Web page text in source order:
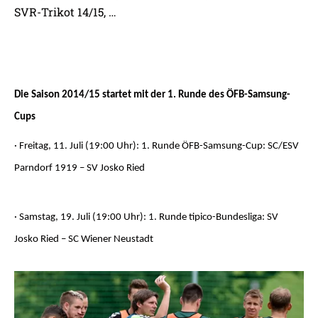
SVR-Trikot 14/15, …
Die Saison 2014/15 startet mit der 1. Runde des ÖFB-Samsung-
Cups
· Freitag, 11. Juli (19:00 Uhr): 1. Runde ÖFB-Samsung-Cup: SC/ESV
Parndorf 1919 – SV Josko Ried
· Samstag, 19. Juli (19:00 Uhr): 1. Runde tipico-Bundesliga: SV
Josko Ried – SC Wiener Neustadt